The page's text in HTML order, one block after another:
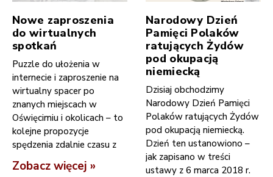
Nowe zaproszenia
do wirtualnych
spotkań
Puzzle do ułożenia w
internecie i zaproszenie na
wirtualny spacer po
znanych miejscach w
Oświęcimiu i okolicach – to
kolejne propozycje
spędzenia zdalnie czasu z
Zobacz więcej »
Narodowy Dzień
Pamięci Polaków
ratujących Żydów
pod okupacją
niemiecką
Dzisiaj obchodzimy
Narodowy Dzień Pamięci
Polaków ratujących Żydów
pod okupacją niemiecką.
Dzień ten ustanowiono –
jak zapisano w treści
ustawy z 6 marca 2018 r.